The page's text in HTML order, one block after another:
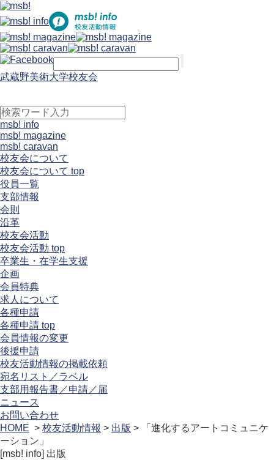
武蔵野美術大学校友会
msb! info
msb! magazine
msb! caravan
校友会について
校友会について top
役員一覧
支部情報
会則
沿革
校友会活動
校友会活動 top
卒業生・在学生支援
企画
会員特典
求人について
各種申請
各種申請 top
会員情報の変更
後援申請
校友活動情報の掲載依頼
宛名リスト／ラベル
支部用報告書／申請／届
ニュース
お問い合わせ
HOME > 校友活動情報 > 出版 > 「進化するアートコミュニケ
ーション」
[msb! info] 出版